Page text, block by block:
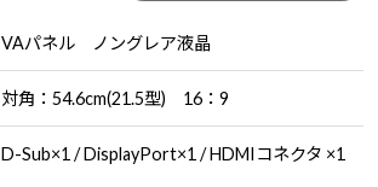
VAパネル ノングレア液晶
対角：54.6cm(21.5型) 16：9
D-Sub×1 / DisplayPort×1 / HDMIコネクタ ×1